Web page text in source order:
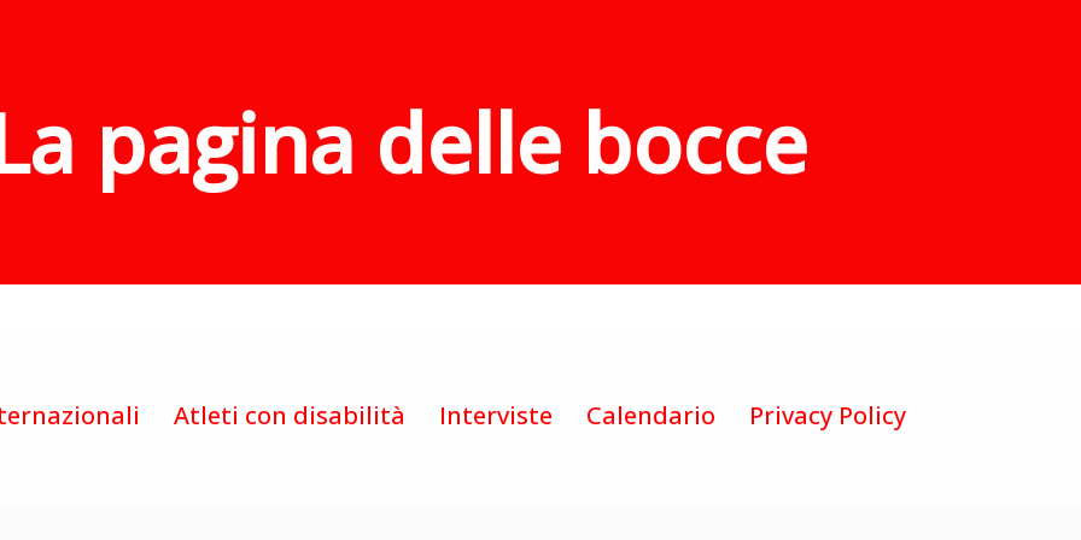
pagina delle bocce
Atleti con disabilità Interviste Calendario Privacy Policy